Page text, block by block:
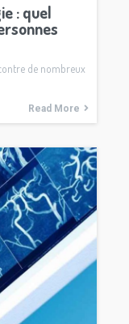
: quel
de nombreux
Read More